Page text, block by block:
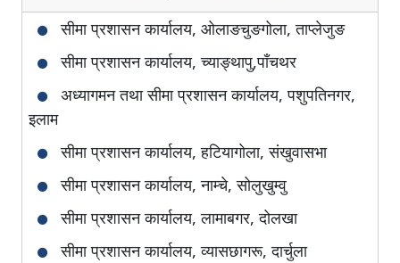
सीमा प्रशासन कार्यालय, ओलाङचुङगोला, ताप्लेजुङ
सीमा प्रशासन कार्यालय, च्याङ्थापु,पाँचथर
अध्यागमन तथा सीमा प्रशासन कार्यालय, पशुपतिनगर,
इलाम
सीमा प्रशासन कार्यालय, हटियागोला, संखुवासभा
सीमा प्रशासन कार्यालय, नाम्चे, सोलुखुम्वु
सीमा प्रशासन कार्यालय, लामाबगर, दोलखा
सीमा प्रशासन कार्यालय, व्यासछागरू, दार्चुला